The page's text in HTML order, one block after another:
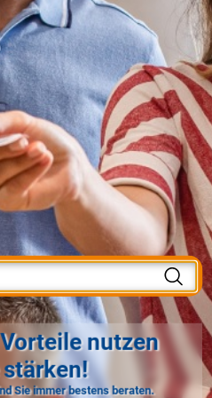
nutzen
Sie immer bestens beraten.